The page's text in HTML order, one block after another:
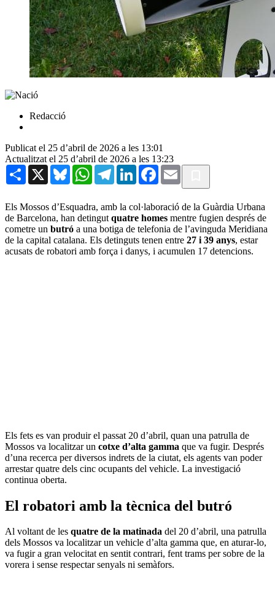
Redacció
Publicat el 25 d’abril de 2026 a les 13:01
Actualitzat el 25 d’abril de 2026 a les 13:23
Share X BlueskyWhatsAppTelegramLinkedInFacebook
Email
Els Mossos d’Esquadra, amb la col·laboració de la Guàrdia Urbana
de Barcelona, han detingut quatre homes mentre fugien després de
cometre un butró a una botiga de telefonia de l’avinguda Meridiana
de la capital catalana. Els detinguts tenen entre 27 i 39 anys, estar
acusats de robatori amb força i danys, i acumulen 17 detencions.
Els fets es van produir el passat 20 d’abril, quan una patrulla de
Mossos va localitzar un cotxe d’alta gamma que va fugir. Després
d’una recerca per diversos indrets de la ciutat, els agents van poder
arrestar quatre dels cinc ocupants del vehicle. La investigació
continua oberta.
El robatori amb la tècnica del butró
Al voltant de les quatre de la matinada del 20 d’abril, una patrulla
dels Mossos va localitzar un vehicle d’alta gamma que, en aturar-lo,
va fugir a gran velocitat en sentit contrari, fent trams per sobre de la
vorera i sense respectar senyals ni semàfors.